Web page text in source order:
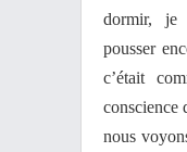
dormir, je
pousser
c’était
conscience
nous